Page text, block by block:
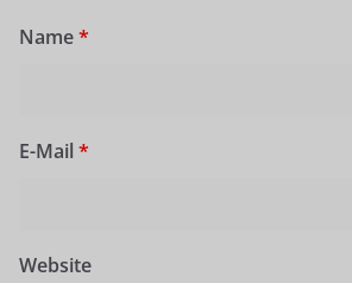
Name*
E-Mail *
Website